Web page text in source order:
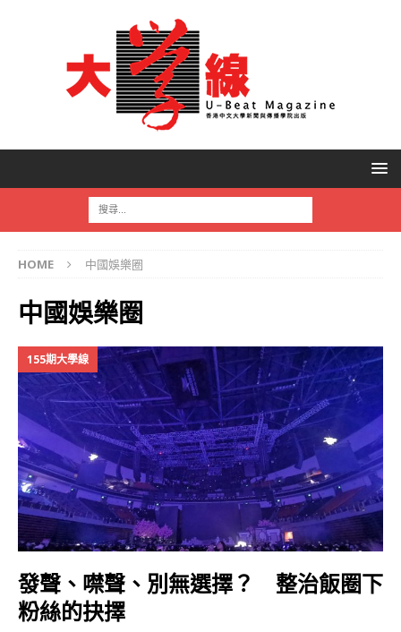
HOME 中國娛樂圈
中國娛樂圈
155期大學線
發聲、噤聲、別無選擇？ 整治飯圈下
粉絲的抉擇